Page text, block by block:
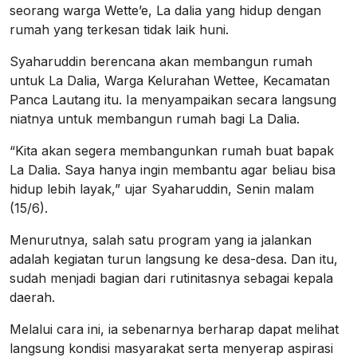
seorang warga Wette’e, La dalia yang hidup dengan
rumah yang terkesan tidak laik huni.
Syaharuddin berencana akan membangun rumah
untuk La Dalia, Warga Kelurahan Wettee, Kecamatan
Panca Lautang itu. Ia menyampaikan secara langsung
niatnya untuk membangun rumah bagi La Dalia.
“Kita akan segera membangunkan rumah buat bapak
La Dalia. Saya hanya ingin membantu agar beliau bisa
hidup lebih layak,” ujar Syaharuddin, Senin malam
(15/6).
Menurutnya, salah satu program yang ia jalankan
adalah kegiatan turun langsung ke desa-desa. Dan itu,
sudah menjadi bagian dari rutinitasnya sebagai kepala
daerah.
Melalui cara ini, ia sebenarnya berharap dapat melihat
langsung kondisi masyarakat serta menyerap aspirasi